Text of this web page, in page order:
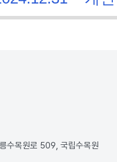
수목원로 509, 국립수목원